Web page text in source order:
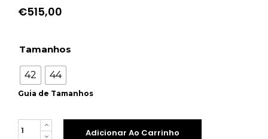
€515,00
Guia de Tamanhos
Tamanhos
42 44
Quantity
Adicionar Ao Carrinho